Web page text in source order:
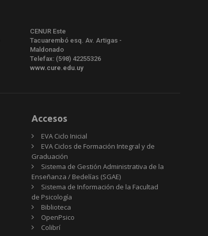
CENUR Este
Tacuarembó esq. Av. Artigas -
Maldonado
Telefax: (598) 42255326
www.cure.edu.uy
Accesos
EVA Ciclo Inicial
EVA Ciclos de Formación Integral y de
Graduación
Sistema de Gestión Administrativa de la
Enseñanza / Bedelías (SGAE)
Sistema de Información de la Facultad
de Psicología
Biblioteca
OpenPsico
Colibrí